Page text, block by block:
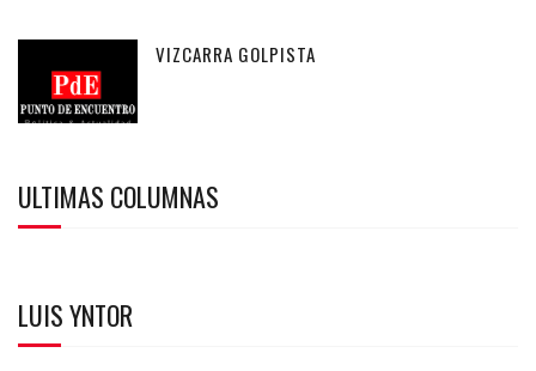
VIZCARRA GOLPISTA
ULTIMAS COLUMNAS
LUIS YNTOR